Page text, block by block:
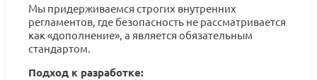
Мы придерживаемся строгих внутренних
регламентов, где безопасность не рассматривается
как «дополнение», а является обязательным
стандартом.
Подход к разработке: